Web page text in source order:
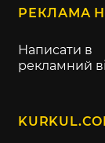
РЕКЛАМА
Написати в
рекламний